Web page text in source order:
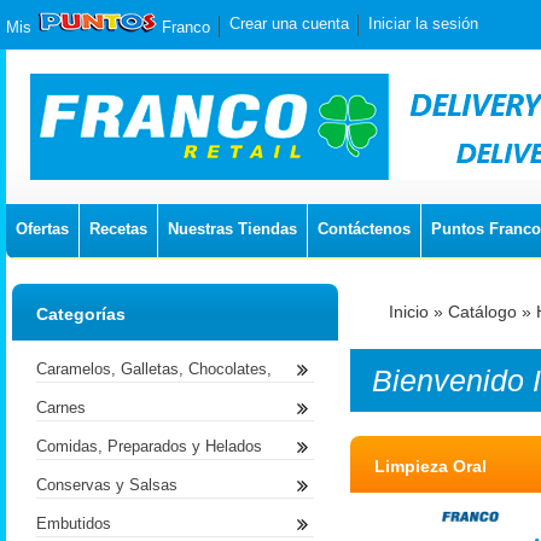
Mis Franco Crear una cuenta Iniciar la sesión
Ofertas Recetas Nuestras Tiendas Contáctenos Puntos Franco
Inicio » Catálogo »
Bienvenido
Limpieza Oral
Categorías
Caramelos, Galletas, Chocolates,
Carnes
Comidas, Preparados y Helados
Conservas y Salsas
Embutidos